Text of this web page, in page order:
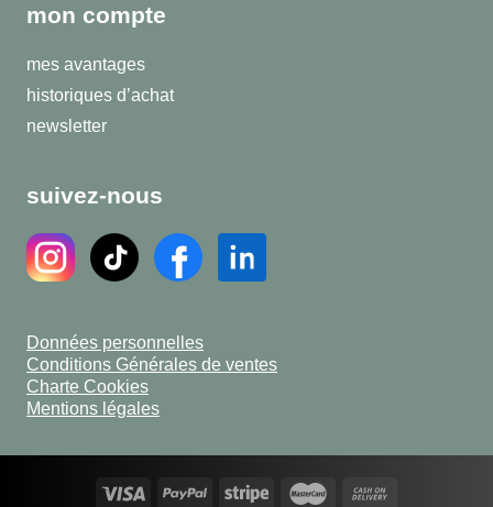
mon compte
mes avantages
historiques d’achat
newsletter
suivez-nous
Données personnelles
Conditions Générales de ventes
Charte Cookies
Mentions légales